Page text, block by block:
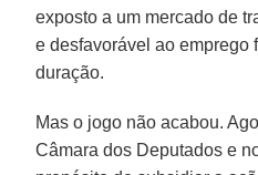
exposto a um mercado de
e desfavorável ao emprego
duração.
Mas o jogo não acabou.
Câmara dos Deputados e